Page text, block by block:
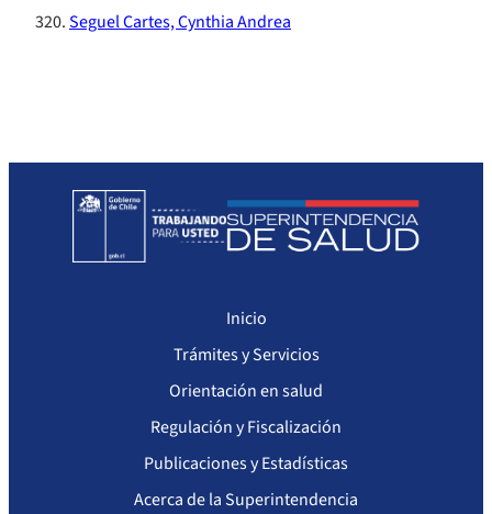
Seguel Cartes, Cynthia Andrea
Inicio
Trámites y Servicios
Orientación en salud
Regulación y Fiscalización
Publicaciones y Estadísticas
Acerca de la Superintendencia